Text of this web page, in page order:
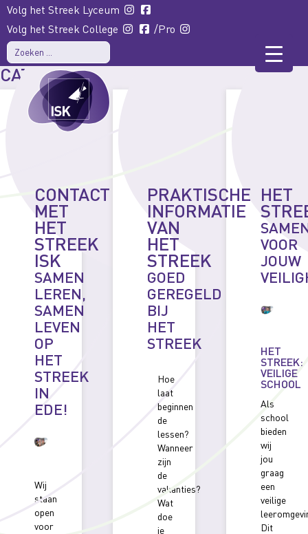
Volg het Streek College /Pro
Volg het Streek Lyceum
CATEGORIE:HET STREEK ISK
CONTACT
MET
HET
STREEK
ISK
SAMEN
LEREN,
SAMEN
LEVEN
OP
HET
STREEK
IN
EDE!
Wij
staan
open
voor
PRAKTISCHE
INFORMATIE
VAN
HET
STREEK
GOED
GEREGELD
BIJ
HET
STREEK
Hoe
laat
beginnen
de
lessen?
Wanneer
zijn
de
vakanties?
Wat
doe
je
HET
VOOR
JOUW
HET
STREEK:
VEILIGE
SCHOOL
Als
school
bieden
wij
jou
graag
een
veilige
Dit